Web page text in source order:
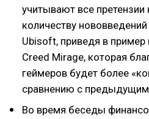
учитывают все
количеству
Ubisoft, приведя в
Creed Mirage, которая
геймеров будет более
сравнению с
Во время беседы